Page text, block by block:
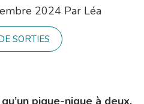
2024 Par Léa
SORTIES
pique-nique à deux,